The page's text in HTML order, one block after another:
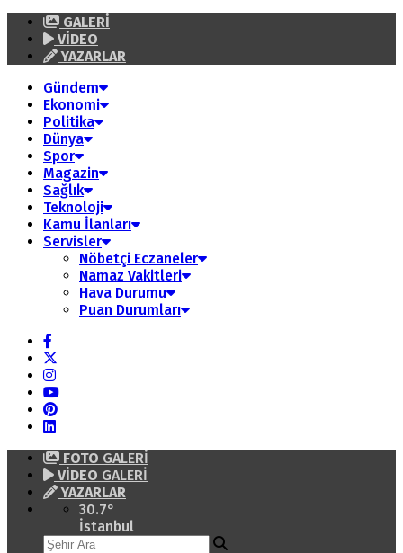
GALERİ
VİDEO
YAZARLAR
Gündem
Ekonomi
Politika
Dünya
Spor
Magazin
Sağlık
Teknoloji
Kamu İlanları
Servisler
Nöbetçi Eczaneler
Namaz Vakitleri
Hava Durumu
Puan Durumları
FOTO GALERİ
VİDEO GALERİ
YAZARLAR
30.7°
İstanbul